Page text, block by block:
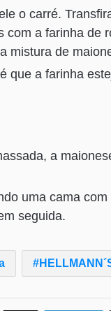
o carré.
com a farinha de
mistura de
que a farinha
a
uma cama
seguida.